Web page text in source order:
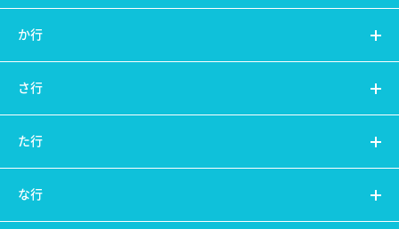
か行
さ行
た行
な行